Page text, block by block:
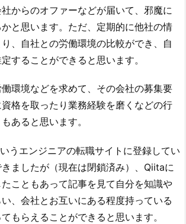
からのオファーなどが届いて、邪魔に
と思います。ただ、定期的に他社の情
、自社との労働環境の比較ができ、自
することができると思います。
環境などを求めて、その会社の募集要
格を取ったり業務経験を磨くなどの行
あると思います。
うエンジニアの転職サイトに登録してい
ましたが（現在は閉鎖済み）、Qiitaに
こともあって記事を見て自分を知識や
、会社とお互いにある程度持っている
もらえることができると思います。